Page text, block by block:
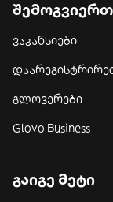
ვაკანსიები
გლოვერები
Glovo Business
გაიგე მეტი